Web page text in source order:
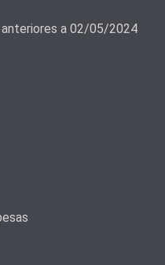
a 02/05/2024